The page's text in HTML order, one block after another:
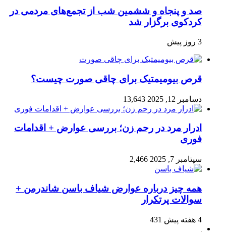
صد و پنجاه‌ و ششمین شب از تجمع‌های مردمی در
کردکوی برگزار شد
3 روز پیش
قرص بیومیمتیک برای چاقی صورت چیست؟
دسامبر 12, 2025 13,643
ادرار مرد در رحم زن؛ بررسی عوارض + اقدامات
فوری
سپتامبر 7, 2025 2,466
همه چیز درباره عوارض شیاف باسن شاندرمن +
سوالات پرتکرار
4 هفته پیش 431